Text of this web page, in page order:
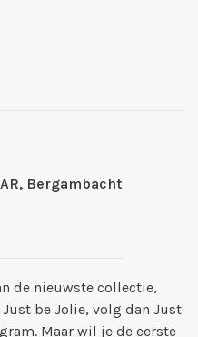
Bergambacht
de nieuwste collectie,
be Jolie, volg dan Just
Maar wil je de eerste